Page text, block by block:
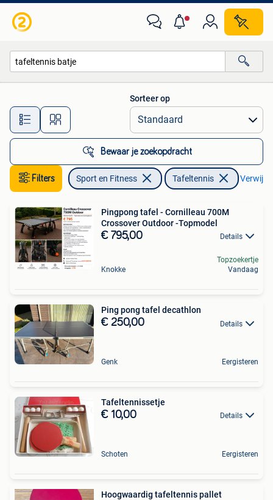
Alle afstanden…
Sorteer op
Bewaar je zoekopdracht
Filters Sport en Fitness Tafeltennis
Pingpong tafel - Cornilleau 700M
Crossover Outdoor -Topmodel
€ 795,00 Details
Knokke
Topzoekertje
Vandaag
Ping pong tafel decathlon
€ 250,00 Details
Genk Eergisteren
Tafeltennissetje
€ 10,00 Details
Schoten Eergisteren
Hoogwaardig tafeltennis pallet